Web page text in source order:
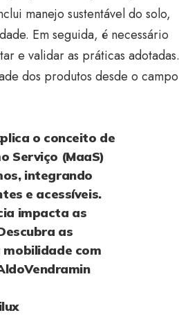
manejo sustentável do solo,
Em seguida, é necessário
e validar as práticas adotadas.
dos produtos desde o campo
o conceito de
Serviço (MaaS)
integrando
e acessíveis.
impacta as
as
com